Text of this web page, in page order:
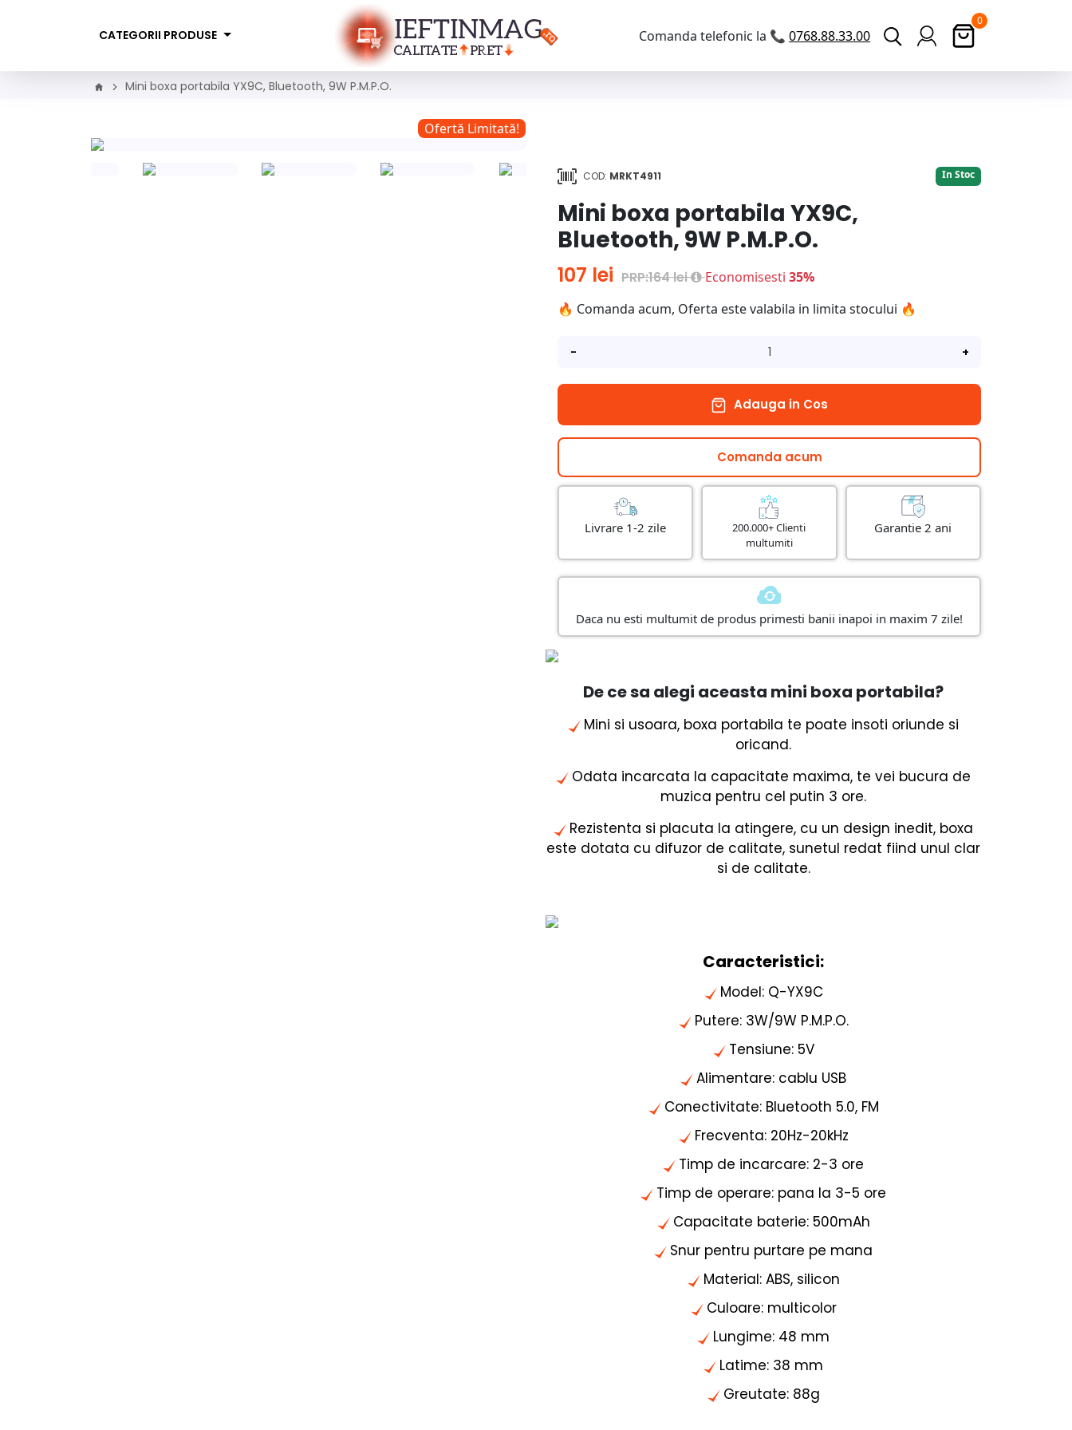
CATEGORII PRODUSE Comanda telefonic la 📞 0768.88.33.00
0
Mini boxa portabila YX9C, Bluetooth, 9W P.M.P.O.
Ofertă Limitată!
COD: MRKT4911 In Stoc
Mini boxa portabila YX9C,
Bluetooth, 9W P.M.P.O.
107 lei PRP:164 lei Economisesti 35%
🔥 Comanda acum, Oferta este valabila in limita stocului 🔥
- +
Adauga in Cos
Comanda acum
Livrare 1-2 zile
200.000+ Clienti
multumiti
Garantie 2 ani
Daca nu esti multumit de produs primesti banii inapoi in maxim 7 zile!
De ce sa alegi aceasta mini boxa portabila?
Mini si usoara, boxa portabila te poate insoti oriunde si
oricand.
Odata incarcata la capacitate maxima, te vei bucura de
muzica pentru cel putin 3 ore.
Rezistenta si placuta la atingere, cu un design inedit, boxa
este dotata cu difuzor de calitate, sunetul redat fiind unul clar
si de calitate.
Caracteristici:
Model: Q-YX9C
Putere: 3W/9W P.M.P.O.
Tensiune: 5V
Alimentare: cablu USB
Conectivitate: Bluetooth 5.0, FM
Frecventa: 20Hz-20kHz
Timp de incarcare: 2-3 ore
Timp de operare: pana la 3-5 ore
Capacitate baterie: 500mAh
Snur pentru purtare pe mana
Material: ABS, silicon
Culoare: multicolor
Lungime: 48 mm
Latime: 38 mm
Greutate: 88g